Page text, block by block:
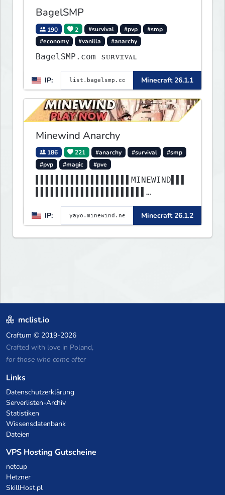
BagelSMP
190 2 #survival #pvp
#smp
#economy
#vanilla #anarchy
BagelSMP.com ѕᴜʀᴠɪᴠᴀʟ
IP: Minecraft 26.1.1
Minewind Anarchy
186 221 #anarchy #survival
#smp
#pvp
#magic #pve
▌▌▌▌▌▌▌▌▌▌▌▌▌▌▌▌▌▌▌MINEWIND▌▌▌
▌▌▌▌▌▌▌▌▌▌▌▌▌▌▌▌▌▌▌▌▌▌
IP: Minecraft 26.1.2
mclist.io
Craftum © 2019-2026
Crafted with love in Poland,
for those who come after
Links
Datenschutzerklärung
Serverlisten-Archiv
Statistiken
Wissensdatenbank
Dateien
VPS Hosting Gutscheine
netcup
Hetzner
SkillHost.pl